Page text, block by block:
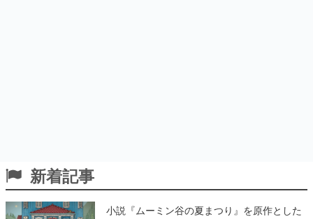
新着記事
小説『ムーミン谷の夏まつり』を原作とした